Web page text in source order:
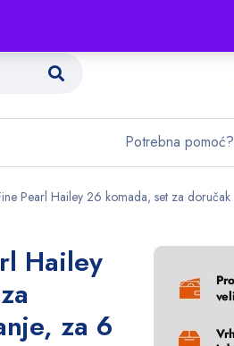
Potrebna pomoć?
Pearl Hailey 26 komada, set za
Hailey
za 6